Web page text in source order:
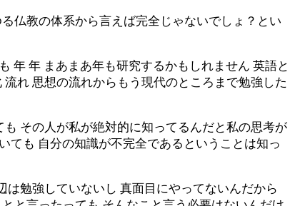
仏教の体系から言えば完全じゃないでしょ？とい
年 年 まあまあ年も研究するかもしれません 英語と
れ 思想の流れからもう現代のところまで勉強した
その人が私が絶対的に知ってるんだと私の思考が
ても 自分の知識が不完全であるということは知っ
勉強していないし 真面目にやってないんだから